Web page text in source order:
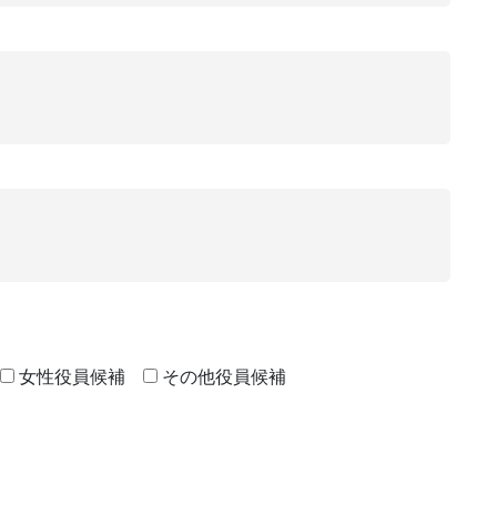
女性役員候補 その他役員候補